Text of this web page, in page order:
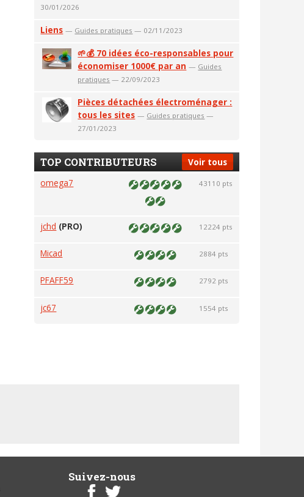
30/01/2026
Liens — Guides pratiques — 02/11/2023
🌱💰 70 idées éco-responsables pour
économiser 1000€ par an — Guides
pratiques — 22/09/2023
Pièces détachées électroménager :
tous les sites — Guides pratiques —
27/01/2023
Voir tous
TOP CONTRIBUTEURS
omega7 43110 pts
jchd (PRO) 12224 pts
Micad 2884 pts
PFAFF59 2792 pts
jc67 1554 pts
Suivez-nous